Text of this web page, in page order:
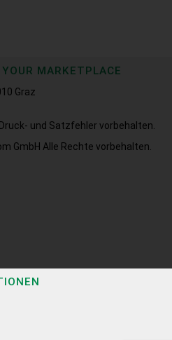
MARKETPLACE
Graz
und Satzfehler vorbehalten.
GmbH Alle Rechte vorbehalten.